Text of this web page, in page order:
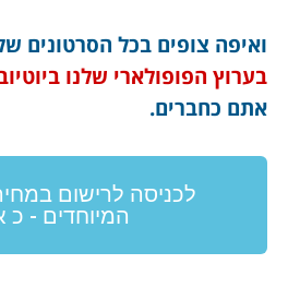
ואיפה צופים בכל הסרטונים
בערוץ הפופולארי שלנו
אתם כחברים.
לכניסה לרישום
המיוחדים - כ